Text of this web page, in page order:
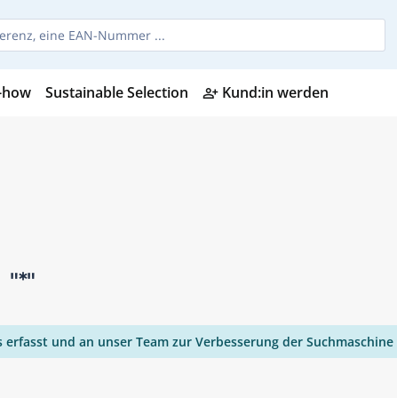
how Sustainable Selection person_add_alt Kund:in werden
"*"
und an unser Team zur Verbesserung der